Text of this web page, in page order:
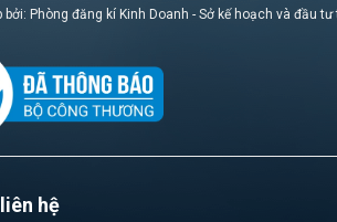
Phòng đăng kí Kinh Doanh - Sở kế hoạch và đầu tư
hệ